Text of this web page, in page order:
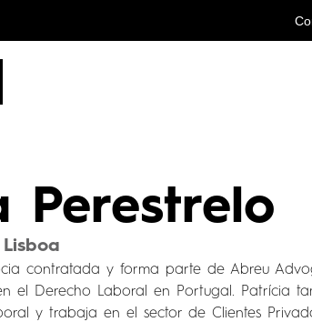
Perestrelo
contratada y forma parte de Abreu
el Derecho Laboral en Portugal. Patrícia
y trabaja en el sector de Clientes